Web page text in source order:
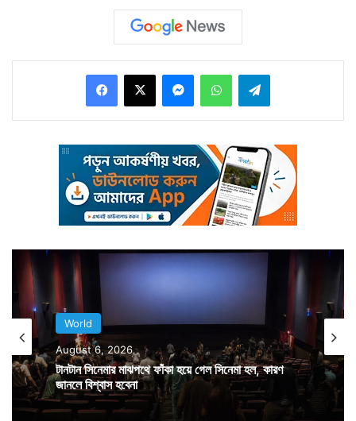
পরপর বোমা ফাটাতে শুরু করে। এতে আগুন ধরে যায় থানার বেশ
কিছুটা অংশে। এরপরই ৩ জনের মধ্যে ২ আত্মঘাতী জঙ্গি নিজেদের
গায়ে বাঁধা বিস্ফোরক ফাটিয়ে দেয়। তৃতীয় আত্মঘাতী জঙ্গি থানা
চত্বরে এলোপাথাড়ি গুলি চালাতে শুরু করে। বোমা ও বারুদের
ধোঁয়ায় ঢেকে যায় গোটা এলাকা। পুলিশের পাল্টা গুলি খতম করে দেয়
তৃতীয় জঙ্গিকে। জঙ্গির গুলিতে মৃত্যু হয় ১ পুলিশকর্মীর এবং ১
সাধারণ নাগরিকের। গোলাগুলির মাঝখানে পড়ে জখম হয় ৯
ব্যক্তি। হামলার দায় স্বীকার করে নেয় সন্ত্রাসবাদী সংগঠন
আইএস।
World
August 6, 2026
টানটান সিনেমার মাঝপথে ফাঁকা হয়ে গেল সিনেমা হল, কারণ
জানলে বিশ্বাস হবেনা